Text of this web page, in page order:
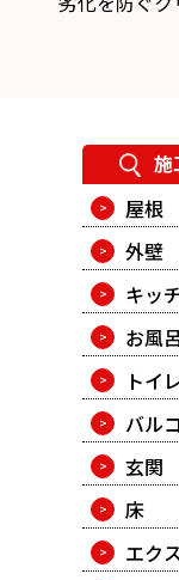
施
屋根
外壁
キッ
お風呂
トイ
バル
玄関
床
エク